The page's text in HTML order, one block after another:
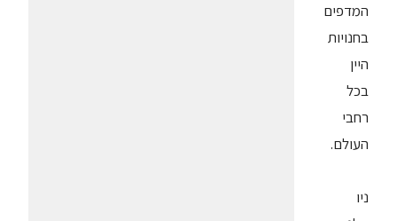
המדפים
בחנויות
היין
בכל
רחבי
העולם.
ניו